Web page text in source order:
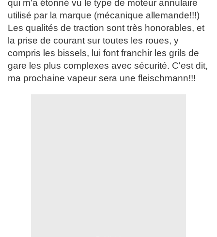
qui m'a étonné vu le type de moteur annulaire
utilisé par la marque (mécanique allemande!!!)
Les qualités de traction sont très honorables, et
la prise de courant sur toutes les roues, y
compris les bissels, lui font franchir les grils de
gare les plus complexes avec sécurité. C'est dit,
ma prochaine vapeur sera une fleischmann!!!